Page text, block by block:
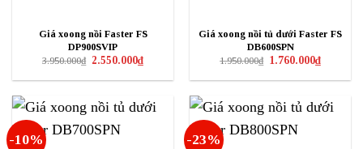
Giá xoong nồi Faster FS
DP900SVIP
3.950.000₫ Giá
là:
2.550.000₫Giá
hiện
tại
Giá xoong nồi tủ dưới Faster FS
DB600SPN
1.950.000₫ Giá
là:
1.760.000₫Giá
hiện
tại
-10% -23%